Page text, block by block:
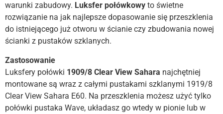
warunki zabudowy. Luksfer połówkowy to świetne
rozwiązanie na jak najlepsze dopasowanie się przeszklenia
do istniejącego już otworu w ścianie czy zbudowania nowej
ścianki z pustaków szklanych.
Zastosowanie
Luksfery połówki 1909/8 Clear View Sahara najchętniej
montowane są wraz z całymi pustakami szklanymi 1919/8
Clear View Sahara E60. Na przeszklenia możesz użyć tylko
połówki pustaka Wave, układasz go wtedy w pionie lub w